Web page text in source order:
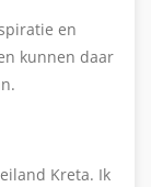
en
kunnen daar
Kreta. Ik